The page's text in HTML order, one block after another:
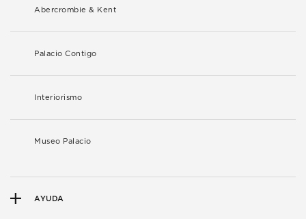
Abercrombie & Kent
Palacio Contigo
Interiorismo
Museo Palacio
AYUDA